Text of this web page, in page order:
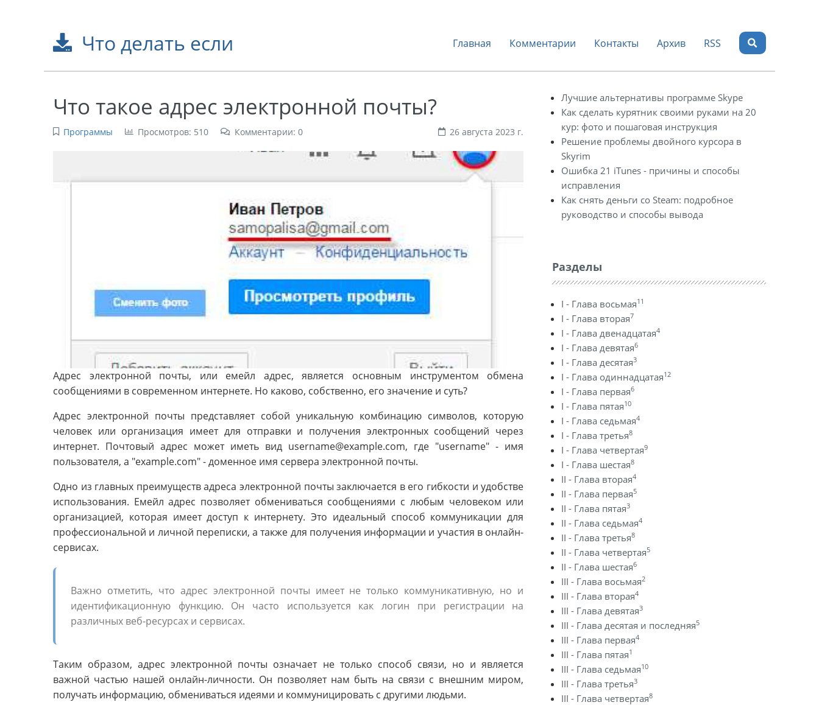
Что делать если Главная Комментарии Контакты Архив RSS
Что такое адрес электронной почты?
Программы Просмотров: 510 Комментарии: 0 26 августа 2023 г.
Адрес электронной почты, или емейл адрес, является основным инструментом обмена
сообщениями в современном интернете. Но каково, собственно, его значение и суть?
Адрес электронной почты представляет собой уникальную комбинацию символов, которую
человек или организация имеет для отправки и получения электронных сообщений через
интернет. Почтовый адрес может иметь вид username@example.com, где "username" - имя
пользователя, а "example.com" - доменное имя сервера электронной почты.
Одно из главных преимуществ адреса электронной почты заключается в его гибкости и удобстве
использования. Емейл адрес позволяет обмениваться сообщениями с любым человеком или
организацией, которая имеет доступ к интернету. Это идеальный способ коммуникации для
профессиональной и личной переписки, а также для получения информации и участия в онлайн-
сервисах.
Важно отметить, что адрес электронной почты имеет не только коммуникативную, но и
идентификационную функцию. Он часто используется как логин при регистрации на
различных веб-ресурсах и сервисах.
Таким образом, адрес электронной почты означает не только способ связи, но и является
важной частью нашей онлайн-личности. Он позволяет нам быть на связи с внешним миром,
получать информацию, обмениваться идеями и коммуницировать с другими людьми.
Лучшие альтернативы программе Skype
Как сделать курятник своими руками на 20
кур: фото и пошаговая инструкция
Решение проблемы двойного курсора в
Skyrim
Ошибка 21 iTunes - причины и способы
исправления
Как снять деньги со Steam: подробное
руководство и способы вывода
Разделы
I - Глава восьмая11
I - Глава вторая7
I - Глава двенадцатая4
I - Глава девятая6
I - Глава десятая3
I - Глава одиннадцатая12
I - Глава первая6
I - Глава пятая10
I - Глава седьмая4
I - Глава третья8
I - Глава четвертая9
I - Глава шестая8
II - Глава вторая4
II - Глава первая5
II - Глава пятая3
II - Глава седьмая4
II - Глава третья8
II - Глава четвертая5
II - Глава шестая6
III - Глава восьмая2
III - Глава вторая4
III - Глава девятая3
III - Глава десятая и последняя5
III - Глава первая4
III - Глава пятая1
III - Глава седьмая10
III - Глава третья3
III - Глава четвертая8